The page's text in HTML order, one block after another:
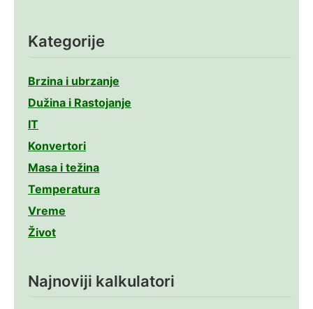
Kategorije
Brzina i ubrzanje
Dužina i Rastojanje
IT
Konvertori
Masa i težina
Temperatura
Vreme
Život
Najnoviji kalkulatori